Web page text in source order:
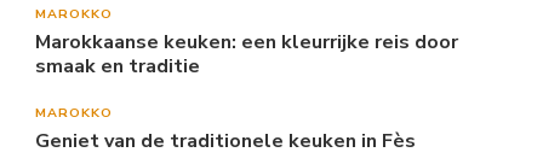
MAROKKO
Marokkaanse keuken: een kleurrijke reis door
smaak en traditie
MAROKKO
Geniet van de traditionele keuken in Fès